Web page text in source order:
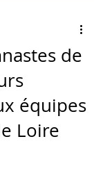
de
équipes
Loire